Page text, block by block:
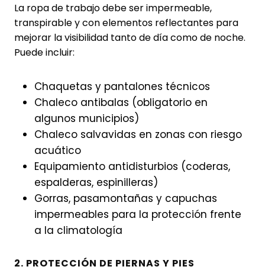
La ropa de trabajo debe ser impermeable,
transpirable y con elementos reflectantes para
mejorar la visibilidad tanto de día como de noche.
Puede incluir:
Chaquetas y pantalones técnicos
Chaleco antibalas (obligatorio en
algunos municipios)
Chaleco salvavidas en zonas con riesgo
acuático
Equipamiento antidisturbios (coderas,
espalderas, espinilleras)
Gorras, pasamontañas y capuchas
impermeables para la protección frente
a la climatología
2. PROTECCIÓN DE PIERNAS Y PIES